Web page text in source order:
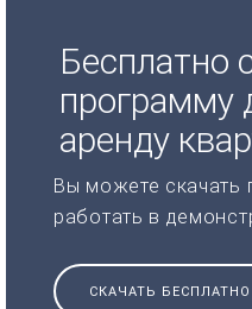
Бесплатно
программу
аренду
Вы можете скачать
работать в
СКАЧАТЬ БЕСПЛАТНО